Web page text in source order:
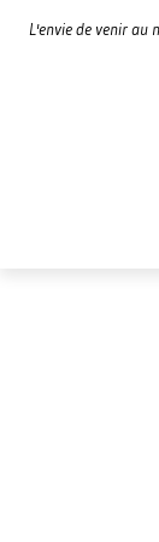
L'envie de venir au